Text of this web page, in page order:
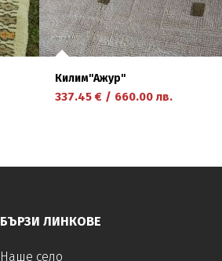
Килим''Ажур''
337.45 € / 660.00 лв.
БЪРЗИ ЛИНКОВЕ
Наше село